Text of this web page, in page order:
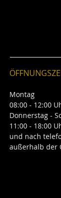
Montag
08:00 - 12:00
Donnerstag -
11:00 - 18:00
und nach
außerhalb der